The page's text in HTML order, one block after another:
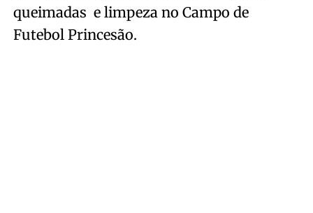
queimadas e limpeza no Campo de
Futebol Princesão.